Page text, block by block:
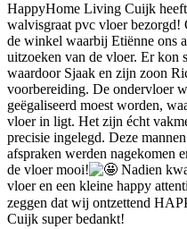
HappyHome Living Cuijk heeft
walvisgraat pvc vloer bezorgd!
de winkel waarbij Etiënne ons
uitzoeken van de vloer. Er kon
waardoor Sjaak en zijn zoon
voorbereiding. De ondervloer
geëgaliseerd moest worden,
vloer in ligt. Het zijn écht
precisie ingelegd. Deze
afspraken werden nagekomen
de vloer mooi!
Nadien
vloer en een kleine happy
zeggen dat wij ontzettend
Cuijk super bedankt!